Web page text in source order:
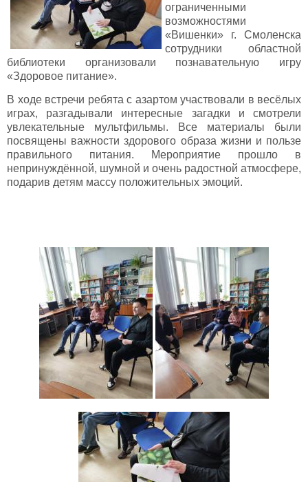
ограниченными
возможностями
«Вишенки» г. Смоленска
сотрудники областной
библиотеки организовали познавательную игру
«Здоровое питание».
В ходе встречи ребята с азартом участвовали в весёлых
играх, разгадывали интересные загадки и смотрели
увлекательные мультфильмы. Все материалы были
посвящены важности здорового образа жизни и пользе
правильного питания. Мероприятие прошло в
непринуждённой, шумной и очень радостной атмосфере,
подарив детям массу положительных эмоций.